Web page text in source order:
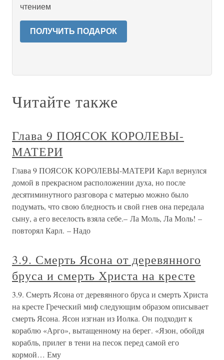
чтением
ПОЛУЧИТЬ ПОДАРОК
Читайте также
Глава 9 ПОЯСОК КОРОЛЕВЫ-
МАТЕРИ
Глава 9 ПОЯСОК КОРОЛЕВЫ-МАТЕРИ Карл вернулся
домой в прекрасном расположении духа, но после
десятиминутного разговора с матерью можно было
подумать, что свою бледность и свой гнев она передала
сыну, а его веселость взяла себе.– Ла Моль, Ла Моль! –
повторял Карл. – Надо
3.9. Смерть Ясона от деревянного
бруса и смерть Христа на кресте
3.9. Смерть Ясона от деревянного бруса и смерть Христа
на кресте Греческий миф следующим образом описывает
смерть Ясона. Ясон изгнан из Иолка. Он подходит к
кораблю «Арго», вытащенному на берег. «Язон, обойдя
корабль, прилег в тени на песок перед самой его
кормой… Ему